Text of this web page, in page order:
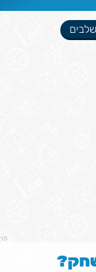
שלבים